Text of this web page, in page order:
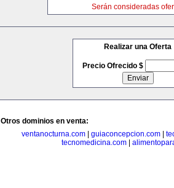
Serán consideradas
Realizar una Oferta
Precio Ofrecido $
Otros dominios en venta:
ventanocturna.com| guiaconcepcion.com|
tecnomedicina.com|